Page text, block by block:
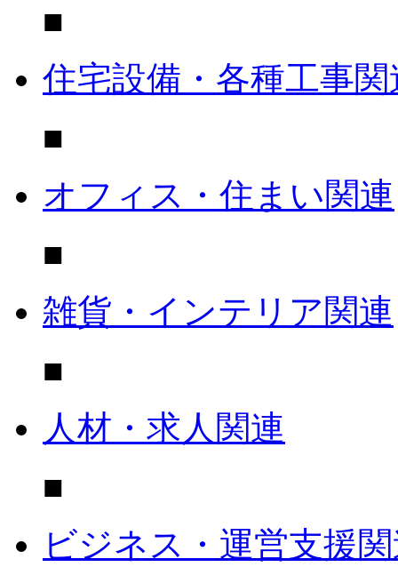
■
住宅設備・各種工事関
■
オフィス・住まい関連
■
雑貨・インテリア関連
■
人材・求人関連
■
ビジネス・運営支援